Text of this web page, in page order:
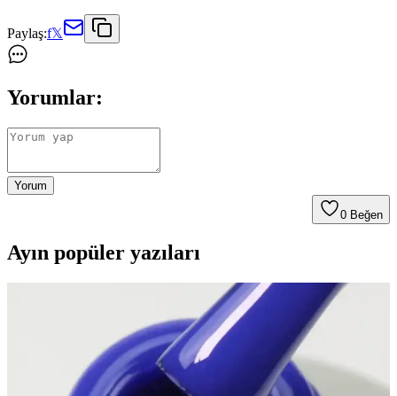
Paylaş:f𝕏
Yorumlar:
Yorum
0 Beğen
Ayın popüler yazıları